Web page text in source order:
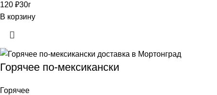
120 ₽30г
В корзину
Горячее по-мексикански
Горячее